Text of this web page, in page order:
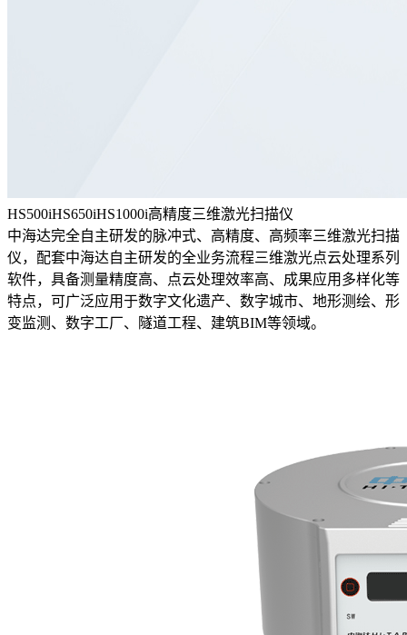
HS500iHS650iHS1000i高精度三维激光扫描仪
中海达完全自主研发的脉冲式、高精度、高频率三维激光扫描
仪，配套中海达自主研发的全业务流程三维激光点云处理系列
软件，具备测量精度高、点云处理效率高、成果应用多样化等
特点，可广泛应用于数字文化遗产、数字城市、地形测绘、形
变监测、数字工厂、隧道工程、建筑BIM等领域。